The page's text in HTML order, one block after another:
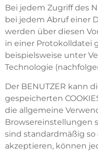
Bei jedem Zugriff des
bei jedem Abruf einer
werden über diesen
in einer Protokolldatei
beispielsweise unter
Technologie
Der BENUTZER kann
gespeicherten
die allgemeine
Browsereinstellungen
sind standardmäßig so
akzeptieren, können